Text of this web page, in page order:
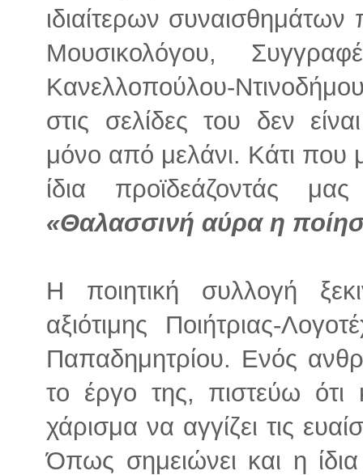
ιδιαίτερων
Μουσικολόγου,
Κανελλοπούλου-
στις σελίδες του δεν
μόνο από μελάνι. Κάτι που
ίδια προϊδεάζοντάς
«Θαλασσινή αύρα η
Η ποιητική συλλογή
αξιότιμης Ποιήτριας-
Παπαδημητρίου. Ενός
το έργο της, πιστεύω ότι
χάρισμα να αγγίζει τις
Όπως σημειώνει και η